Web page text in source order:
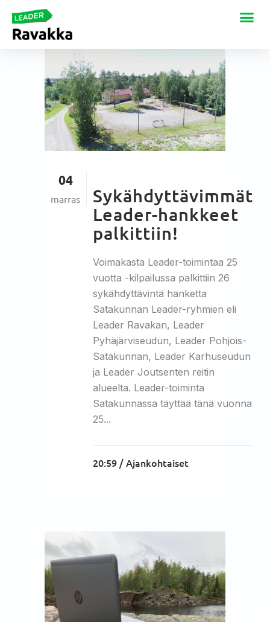
04
marras
Sykähdyttävimmät
Leader-hankkeet
palkittiin!
Voimakasta Leader-toimintaa 25
vuotta -kilpailussa palkittiin 26
sykähdyttävintä hanketta
Satakunnan Leader-ryhmien eli
Leader Ravakan, Leader
Pyhäjärviseudun, Leader Pohjois-
Satakunnan, Leader Karhuseudun
ja Leader Joutsenten reitin
alueelta. Leader-toiminta
Satakunnassa täyttää tänä vuonna
25...
20:59 /Ajankohtaiset